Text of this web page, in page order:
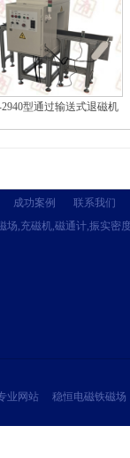
2940型通过输送式退磁机
成功案例
联系我们
场,充磁机,磁通计,振实密
业网站 稳恒电磁铁磁场